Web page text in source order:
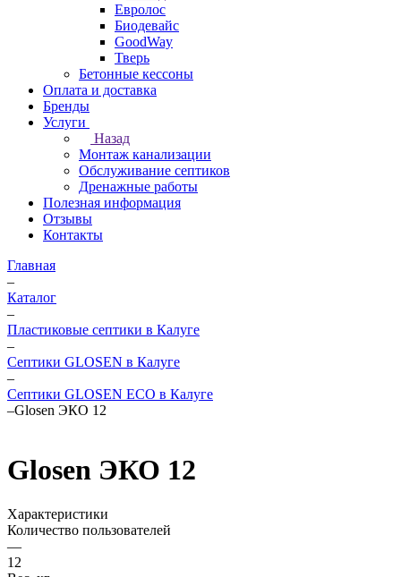
Евролос
Биодевайс
GoodWay
Тверь
Бетонные кессоны
Оплата и доставка
Бренды
Услуги
Назад
Монтаж канализации
Обслуживание септиков
Дренажные работы
Полезная информация
Отзывы
Контакты
Главная
–
Каталог
–
Пластиковые септики в Калуге
–
Септики GLOSEN в Калуге
–
Септики GLOSEN ECO в Калуге
–Glosen ЭКО 12
Glosen ЭКО 12
Характеристики
Количество пользователей
—
12